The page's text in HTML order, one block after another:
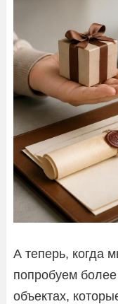
А теперь, когда
попробуем более
объектах,